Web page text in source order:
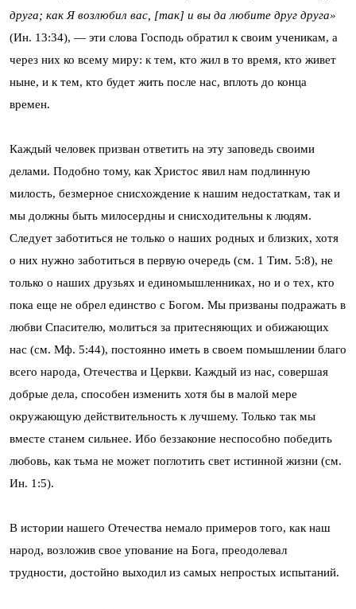
друга; как Я возлюбил вас, [так] и вы да любите друг друга»
(Ин. 13:34), — эти слова Господь обратил к своим ученикам, а
через них ко всему миру: к тем, кто жил в то время, кто живет
ныне, и к тем, кто будет жить после нас, вплоть до конца
времен.
Каждый человек призван ответить на эту заповедь своими
делами. Подобно тому, как Христос явил нам подлинную
милость, безмерное снисхождение к нашим недостаткам, так и
мы должны быть милосердны и снисходительны к людям.
Следует заботиться не только о наших родных и близких, хотя
о них нужно заботиться в первую очередь (см. 1 Тим. 5:8), не
только о наших друзьях и единомышленниках, но и о тех, кто
пока еще не обрел единство с Богом. Мы призваны подражать в
любви Спасителю, молиться за притесняющих и обижающих
нас (см. Мф. 5:44), постоянно иметь в своем помышлении благо
всего народа, Отечества и Церкви. Каждый из нас, совершая
добрые дела, способен изменить хотя бы в малой мере
окружающую действительность к лучшему. Только так мы
вместе станем сильнее. Ибо беззаконие неспособно победить
любовь, как тьма не может поглотить свет истинной жизни (см.
Ин. 1:5).
В истории нашего Отечества немало примеров того, как наш
народ, возложив свое упование на Бога, преодолевал
трудности, достойно выходил из самых непростых испытаний.